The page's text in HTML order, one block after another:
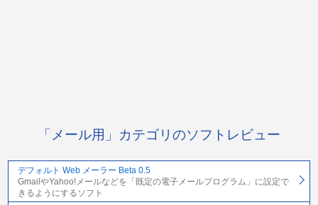
「メール用」カテゴリのソフトレビュー
デフォルト Web メーラー Beta 0.5
GmailやYahoo!メールなどを「既定の電子メールプログラム」に設定で
きるようにするソフト